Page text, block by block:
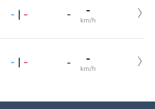
- | - - -
km/h
- | - - -
km/h